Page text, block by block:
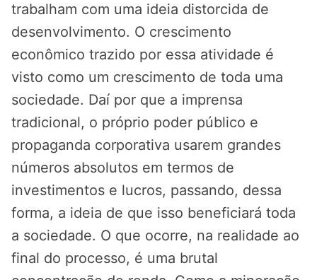
trabalham com uma ideia distorcida de
desenvolvimento. O crescimento
econômico trazido por essa atividade é
visto como um crescimento de toda uma
sociedade. Daí por que a imprensa
tradicional, o próprio poder público e
propaganda corporativa usarem grandes
números absolutos em termos de
investimentos e lucros, passando, dessa
forma, a ideia de que isso beneficiará toda
a sociedade. O que ocorre, na realidade ao
final do processo, é uma brutal